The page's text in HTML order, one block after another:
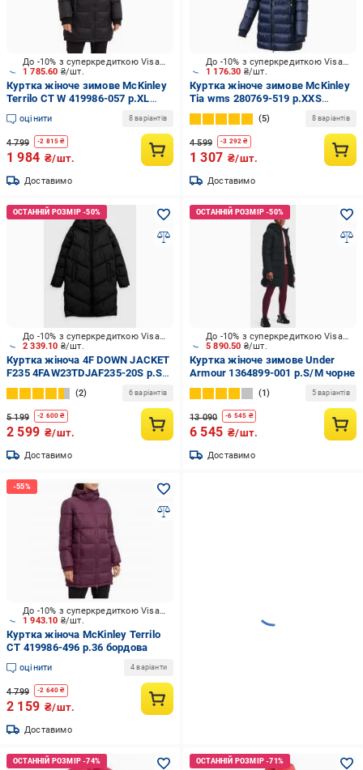
1 785.60 ₴/шт.
До -10% з суперкредиткою Visa Вигода
Куртка жіноче зимове McKinley
Terrilo CT W 419986-057 р.XL
чорне
оцінити 8 варіантів
4 799 -2 815 ₴
1 984 ₴/шт.
Доставимо
1 176.30 ₴/шт.
До -10% з суперкредиткою Visa Вигода
Куртка жіноче зимове McKinley
Tia wms 280769-519 р.XXS
темно-синє
5 8 варіантів
4 599 -3 292 ₴
1 307 ₴/шт.
Доставимо
2 339.10 ₴/шт.
До -10% з суперкредиткою Visa Вигода
Куртка жіноча 4F DOWN JACKET
F235 4FAW23TDJAF235-20S р.S
чорна
2 6 варіантів
5 199 -2 600 ₴
2 599 ₴/шт.
Доставимо
5 890.50 ₴/шт.
До -10% з суперкредиткою Visa Вигода
Куртка жіноче зимове Under
Armour 1364899-001 р.S/M чорне
1 5 варіантів
13 090 -6 545 ₴
6 545 ₴/шт.
Доставимо
1 943.10 ₴/шт.
До -10% з суперкредиткою Visa Вигода
Куртка жіноча McKinley Terrilo
CT 419986-496 р.36 бордова
оцінити 4 варіанти
4 799 -2 640 ₴
2 159 ₴/шт.
Доставимо